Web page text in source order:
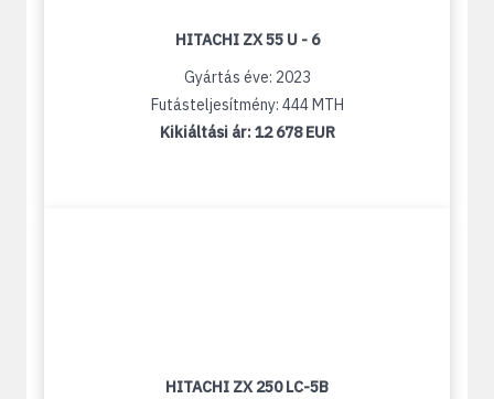
HITACHI ZX 55 U - 6
Gyártás éve: 2023
Futásteljesítmény: 444 MTH
Kikiáltási ár:12 678 EUR
HITACHI ZX 250 LC-5B